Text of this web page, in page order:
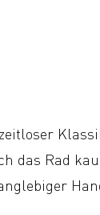
das Rad